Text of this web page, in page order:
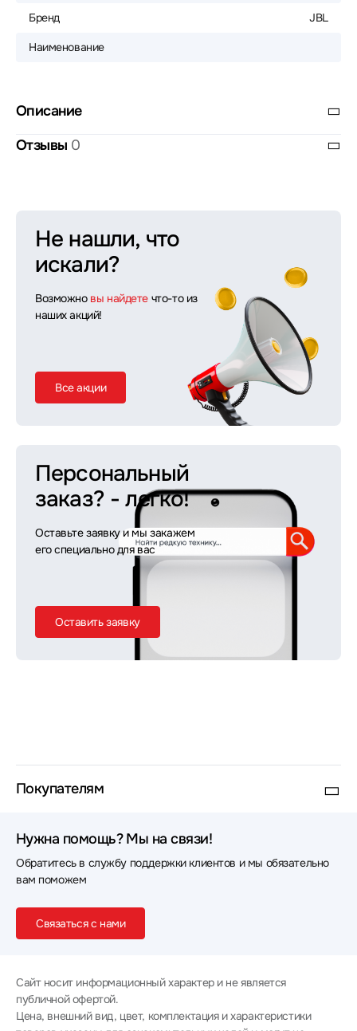
Бренд JBL
Наименование
Описание
Отзывы 0
Не нашли, что
искали?
Возможно вы найдете что-то из
наших акций!
Все акции
Персональный
заказ? - легко!
Оставьте заявку и мы закажем
его специально для вас
Оставить заявку
Покупателям
Нужна помощь? Мы на связи!
Обратитесь в службу поддержки клиентов и мы обязательно
вам поможем
Связаться с нами
Сайт носит информационный характер и не является
публичной офертой.
Цена, внешний вид, цвет, комплектация и характеристики